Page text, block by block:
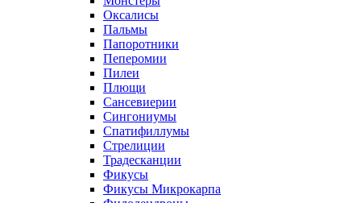
Оксалисы
Пальмы
Папоротники
Пеперомии
Пилеи
Плющи
Сансевиерии
Сингониумы
Спатифиллумы
Стрелиции
Традесканции
Фикусы
Фикусы Микрокарпа